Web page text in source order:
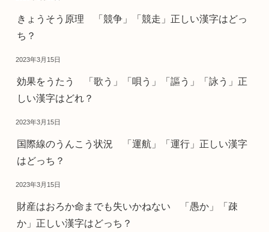
きょうそう原理 「競争」「競走」正しい漢字はどっ
ち？
2023年3月15日
効果をうたう 「歌う」「唄う」「謳う」「詠う」正
しい漢字はどれ？
2023年3月15日
国際線のうんこう状況 「運航」「運行」正しい漢字
はどっち？
2023年3月15日
財産はおろか命までも失いかねない 「愚か」「疎
か」正しい漢字はどっち？